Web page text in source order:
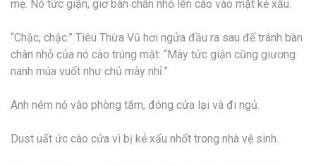
mẹ. Nó tức giận, giơ bàn chân nhỏ lên cào vào mặt kẻ xấu.
“Chậc, chậc.” Tiêu Thừa Vũ hơi ngửa đầu ra sau để tránh bàn
chân nhỏ của nó cào trúng mặt: “Mày tức giận cũng giương
nanh múa vuốt như chủ mày nhỉ.”
Anh ném nó vào phòng tắm, đóng cửa lại và đi ngủ.
Dust uất ức cào cửa vì bị kẻ xấu nhốt trong nhà vệ sinh.